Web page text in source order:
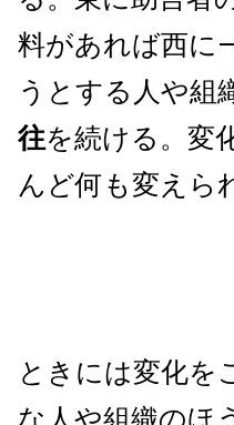
料があれば西に
うとする人や組
往を続ける。変
んど何も変えら
ときには変化を
な人や組織のほ